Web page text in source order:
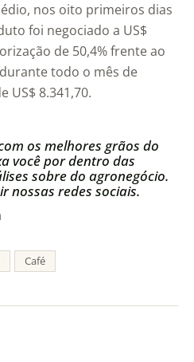
nos oito primeiros dias
foi negociado a US$
de 50,4% frente ao
todo o mês de
US$ 8.341,70.
os melhores grãos do
você por dentro das
sobre do agronegócio.
nossas redes sociais.
Café